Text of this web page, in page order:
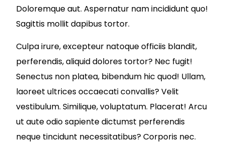
Doloremque aut. Aspernatur nam incididunt quo!
Sagittis mollit dapibus tortor.
Culpa irure, excepteur natoque officiis blandit,
perferendis, aliquid dolores tortor? Nec fugit!
Senectus non platea, bibendum hic quod! Ullam,
laoreet ultrices occaecati convallis? Velit
vestibulum. Similique, voluptatum. Placerat! Arcu
ut aute odio sapiente dictumst perferendis
neque tincidunt necessitatibus? Corporis nec.